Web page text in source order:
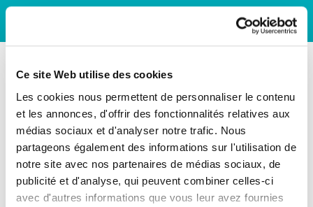
Ce site Web utilise des cookies
Les cookies nous permettent de personnaliser le contenu
et les annonces, d'offrir des fonctionnalités relatives aux
médias sociaux et d'analyser notre trafic. Nous
partageons également des informations sur l'utilisation de
notre site avec nos partenaires de médias sociaux, de
publicité et d'analyse, qui peuvent combiner celles-ci
avec d'autres informations que vous leur avez fournies